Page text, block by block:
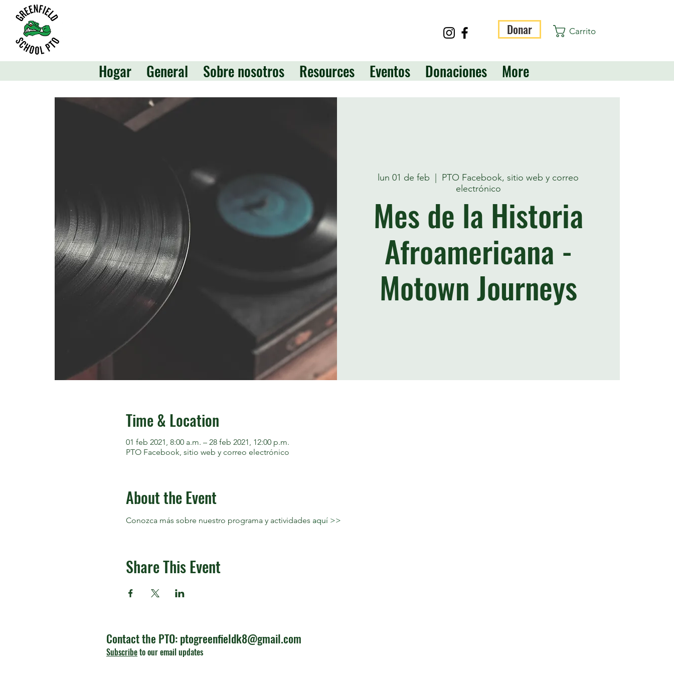
Donar Carrito
Hogar General Sobre nosotros Resources Eventos Donaciones More
lun 01 de feb
PTO Facebook, sitio web y correo
electrónico
Mes de la Historia
Afroamericana -
Motown Journeys
Time & Location
01 feb 2021, 8:00 a.m. – 28 feb 2021, 12:00 p.m.
PTO Facebook, sitio web y correo electrónico
About the Event
Conozca más sobre nuestro programa y actividades aquí >>
Share This Event
Contact the PTO:ptogreenfieldk8@gmail.com
Subscribeto our email updates